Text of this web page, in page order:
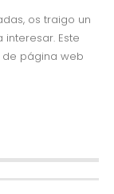
os traigo un
Este
página web